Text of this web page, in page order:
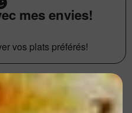
mes envies!
vos plats préférés!